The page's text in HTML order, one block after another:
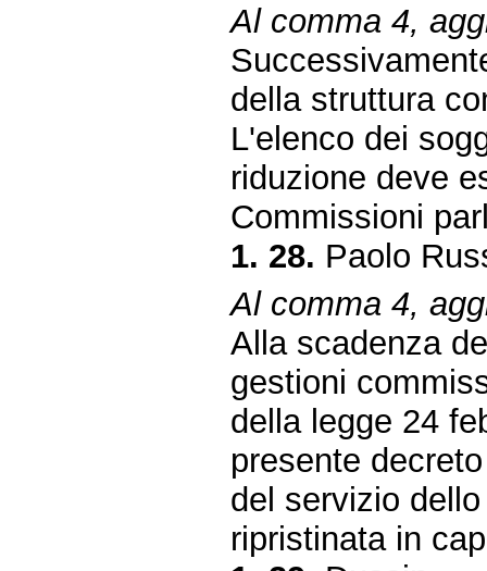
Al comma 4,
della struttura
L'elenco dei
riduzione deve
Commissioni
1. 28. Paolo
Al comma 4,
Alla scadenza
gestioni
della legge 24
presente
del servizio
ripristinata in